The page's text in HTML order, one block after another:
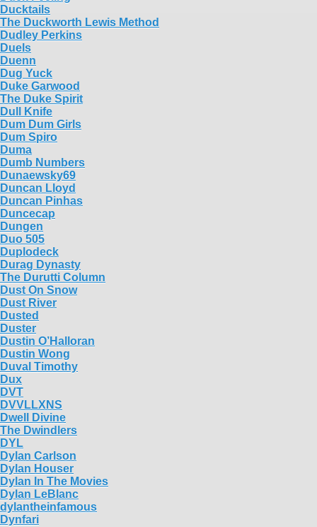
Ducktails
The Duckworth Lewis Method
Dudley Perkins
Duels
Duenn
Dug Yuck
Duke Garwood
The Duke Spirit
Dull Knife
Dum Dum Girls
Dum Spiro
Duma
Dumb Numbers
Dunaewsky69
Duncan Lloyd
Duncan Pinhas
Duncecap
Dungen
Duo 505
Duplodeck
Durag Dynasty
The Durutti Column
Dust On Snow
Dust River
Dusted
Duster
Dustin O’Halloran
Dustin Wong
Duval Timothy
Dux
DVT
DVVLLXNS
Dwell Divine
The Dwindlers
DYL
Dylan Carlson
Dylan Houser
Dylan In The Movies
Dylan LeBlanc
dylantheinfamous
Dynfari